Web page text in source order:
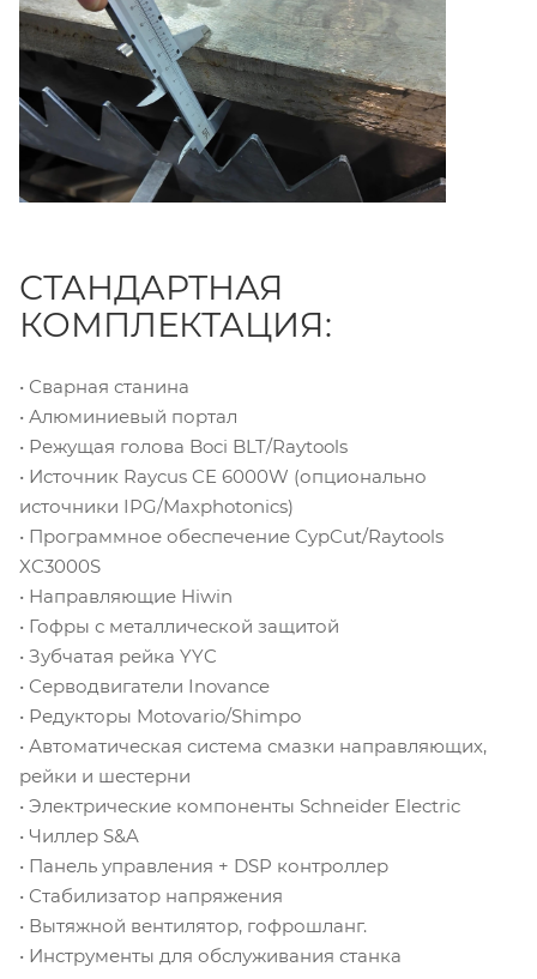
СТАНДАРТНАЯ
КОМПЛЕКТАЦИЯ:
• Сварная станина
• Алюминиевый портал
• Режущая голова Boci BLT/Raytools
• Источник Raycus CE 6000W (опционально
источники IPG/Maxphotonics)
• Программное обеспечение CypCut/Raytools
XC3000S
• Направляющие Hiwin
• Гофры с металлической защитой
• Зубчатая рейка YYC
• Серводвигатели Inovance
• Редукторы Motovario/Shimpo
• Автоматическая система смазки направляющих,
рейки и шестерни
• Электрические компоненты Schneider Electric
• Чиллер S&A
• Панель управления + DSP контроллер
• Стабилизатор напряжения
• Вытяжной вентилятор, гофрошланг.
• Инструменты для обслуживания станка